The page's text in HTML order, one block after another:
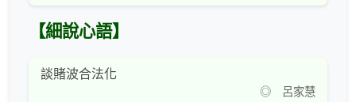
【細說心語】
談賭波合法化
◎ 呂家慧